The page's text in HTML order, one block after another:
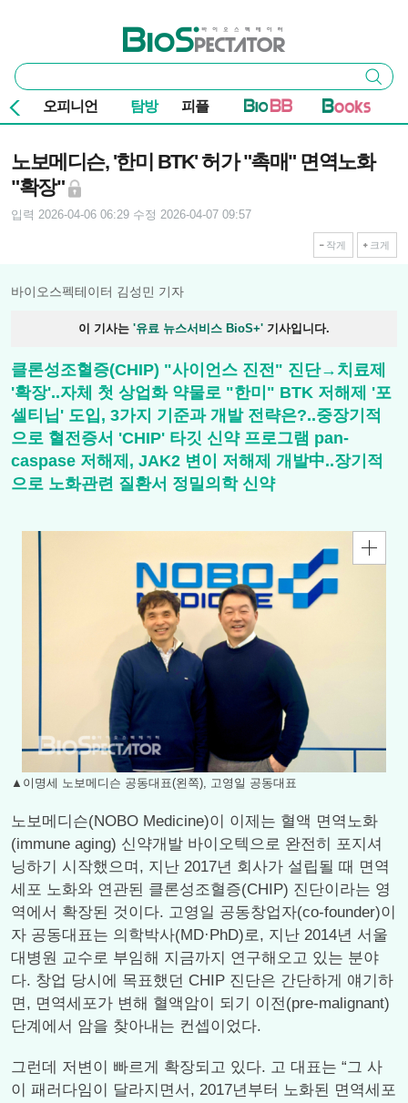
바이오스펙테이터
통
합
검
색
검색
오피니언 탐방 피플
노보메디슨, '한미 BTK' 허가 "촉매" 면역노화
"확장"
입력 2026-04-06 06:29 수정 2026-04-07 09:57
작게 크게
바이오스펙테이터 김성민 기자
이 기사는 '유료 뉴스서비스 BioS+' 기사입니다.
클론성조혈증(CHIP) "사이언스 진전" 진단→치료제
'확장'..자체 첫 상업화 약물로 "한미" BTK 저해제 '포
셀티닙' 도입, 3가지 기준과 개발 전략은?..중장기적
으로 혈전증서 'CHIP' 타깃 신약 프로그램 pan-
caspase 저해제, JAK2 변이 저해제 개발中..장기적
으로 노화관련 질환서 정밀의학 신약
▲이명세 노보메디슨 공동대표(왼쪽), 고영일 공동대표
노보메디슨(NOBO Medicine)이 이제는 혈액 면역노화
(immune aging) 신약개발 바이오텍으로 완전히 포지셔
닝하기 시작했으며, 지난 2017년 회사가 설립될 때 면역
세포 노화와 연관된 클론성조혈증(CHIP) 진단이라는 영
역에서 확장된 것이다. 고영일 공동창업자(co-founder)이
자 공동대표는 의학박사(MD·PhD)로, 지난 2014년 서울
대병원 교수로 부임해 지금까지 연구해오고 있는 분야
다. 창업 당시에 목표했던 CHIP 진단은 간단하게 얘기하
면, 면역세포가 변해 혈액암이 되기 이전(pre-malignant)
단계에서 암을 찾아내는 컨셉이었다.
그런데 저변이 빠르게 확장되고 있다. 고 대표는 “그 사
이 패러다임이 달라지면서, 2017년부터 노화된 면역세포